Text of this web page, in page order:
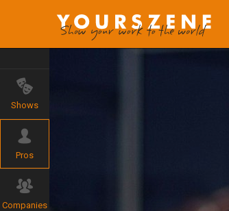
Shows
Pros
Companies